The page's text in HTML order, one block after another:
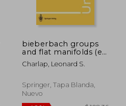
bieberbach groups
and flat manifolds (en
Inglés)
Charlap, Leonard S.
Springer, Tapa Blanda,
Nuevo